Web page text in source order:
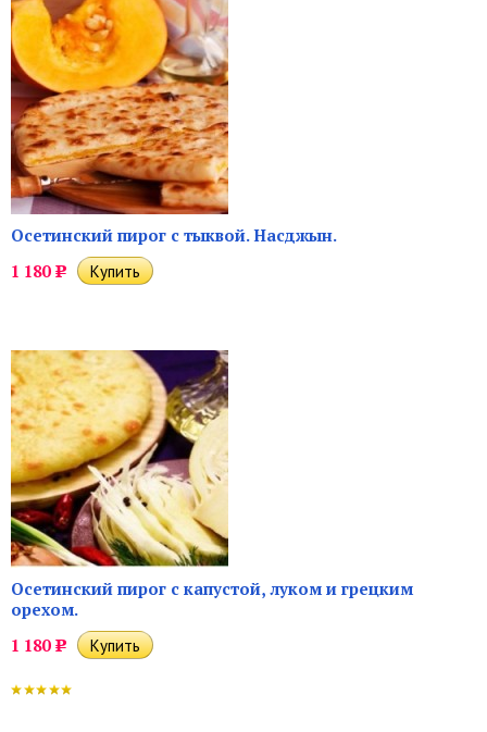
Осетинский пирог с тыквой. Насджын.
1 180 Р
Осетинский пирог с капустой, луком и грецким
орехом.
1 180 Р